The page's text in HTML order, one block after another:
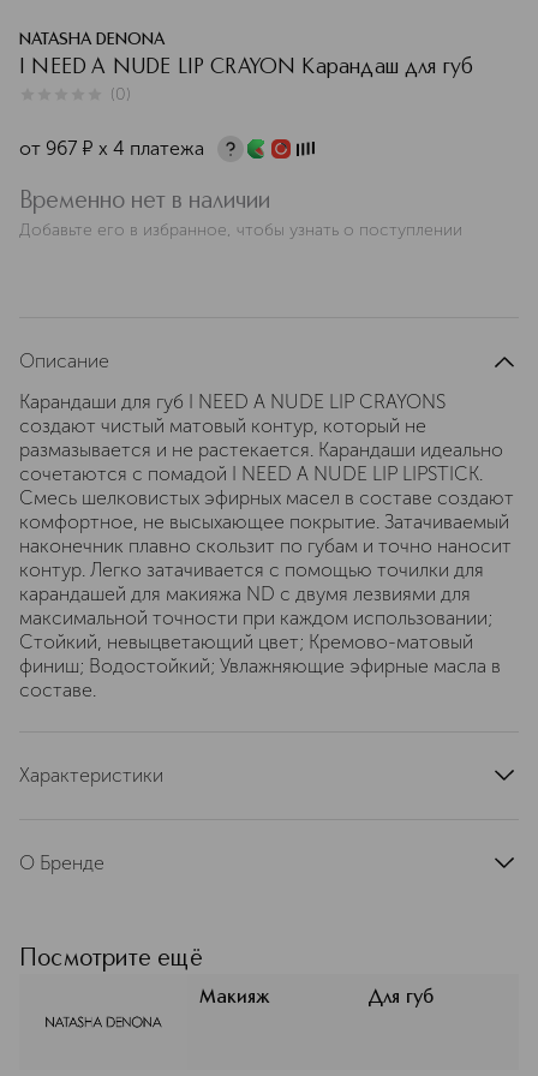
NATASHA DENONA
I NEED A NUDE LIP CRAYON Карандаш для губ
(0)
от 967 ¤ х 4 платежа
Временно нет в наличии
Добавьте его в избранное, чтобы узнать о поступлении
Описание
Карандаши для губ I NEED A NUDE LIP CRAYONS
создают чистый матовый контур, который не
размазывается и не растекается. Карандаши идеально
сочетаются с помадой I NEED A NUDE LIP LIPSTICK.
Смесь шелковистых эфирных масел в составе создают
комфортное, не высыхающее покрытие. Затачиваемый
наконечник плавно скользит по губам и точно наносит
контур. Легко затачивается с помощью точилки для
карандашей для макияжа ND с двумя лезвиями для
максимальной точности при каждом использовании;
Стойкий, невыцветающий цвет; Кремово-матовый
финиш; Водостойкий; Увлажняющие эфирные масла в
составе.
Характеристики
артикул
О Бренде
Наташей Деноной, быстро завоевал
признание в мире макияжа
благодаря своим инновационным
Посмотрите ещё
Макияж Для губ